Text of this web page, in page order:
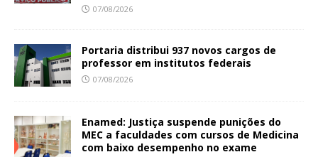
07/08/2026
Portaria distribui 937 novos cargos de
professor em institutos federais
07/08/2026
Enamed: Justiça suspende punições do
MEC a faculdades com cursos de Medicina
com baixo desempenho no exame